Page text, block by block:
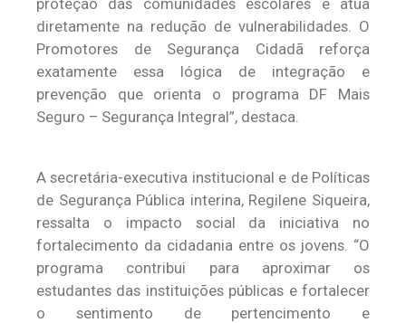
proteção das comunidades escolares e atua
diretamente na redução de vulnerabilidades. O
Promotores de Segurança Cidadã reforça
exatamente essa lógica de integração e
prevenção que orienta o programa DF Mais
Seguro – Segurança Integral”, destaca.
A secretária-executiva institucional e de Políticas
de Segurança Pública interina, Regilene Siqueira,
ressalta o impacto social da iniciativa no
fortalecimento da cidadania entre os jovens. “O
programa contribui para aproximar os
estudantes das instituições públicas e fortalecer
o sentimento de pertencimento e